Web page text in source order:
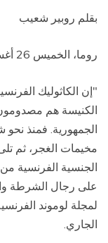
بقلم روبير شعيب
روما، الخميس 26 أغسطس 2010 (
"إن الكاثوليك
الكنيسة هم
الجمهورية. فمنذ نحو
مخيمات الغجر، ثم
الجنسية الفرنسية
على رجال الشرطة
الجاري.